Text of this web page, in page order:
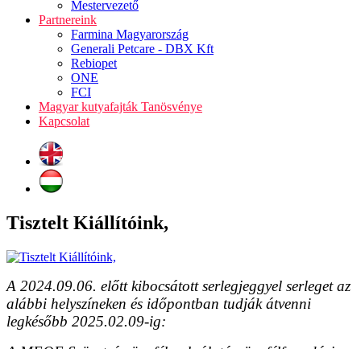
Mestervezető
Partnereink
Farmina Magyarország
Generali Petcare - DBX Kft
Rebiopet
ONE
FCI
Magyar kutyafajták Tanösvénye
Kapcsolat
Tisztelt Kiállítóink,
A 2024.09.06. előtt kibocsátott serlegjeggyel serleget az
alábbi helyszíneken és időpontban tudják átvenni
legkésőbb 2025.02.09-ig: